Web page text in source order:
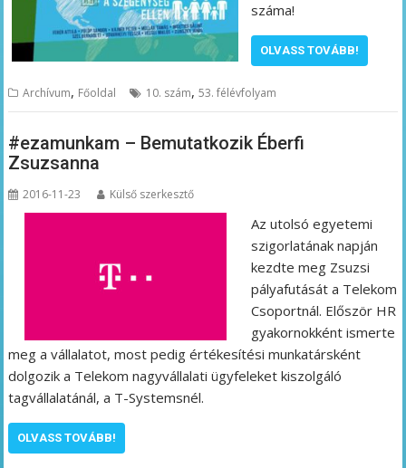
száma!
OLVASS TOVÁBB!
Archívum, Főoldal 10. szám,53. félévfolyam
#ezamunkam – Bemutatkozik Éberfi
Zsuzsanna
2016-11-23 Külső szerkesztő
Az utolsó egyetemi
szigorlatának napján
kezdte meg Zsuzsi
pályafutását a Telekom
Csoportnál. Először HR
gyakornokként ismerte
meg a vállalatot, most pedig értékesítési munkatársként
dolgozik a Telekom nagyvállalati ügyfeleket kiszolgáló
tagvállalatánál, a T-Systemsnél.
OLVASS TOVÁBB!